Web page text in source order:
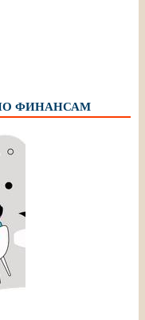
ФИНАНСАМ